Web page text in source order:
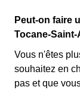
Peut-on faire
Tocane-Saint-
Vous n'êtes
souhaitez en
pas et que